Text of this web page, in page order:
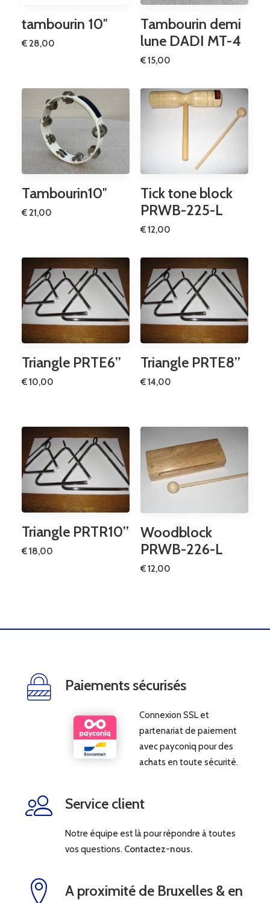
tambourin 10″
€28,00
Tambourin demi
lune DADI MT-4
€15,00
Tambourin10″
€21,00
Tick tone block
PRWB-225-L
€12,00
Triangle PRTE6’’
€10,00
Triangle PRTE8’’
€14,00
Triangle PRTR10’’
€18,00
Woodblock
PRWB-226-L
€12,00
Paiements sécurisés
Connexion SSL et
partenariat de paiement
avec payconiq pour des
achats en toute sécurité.
Service client
Notre équipe est là pour répondre à toutes
vos questions. Contactez-nous.
A proximité de Bruxelles & en